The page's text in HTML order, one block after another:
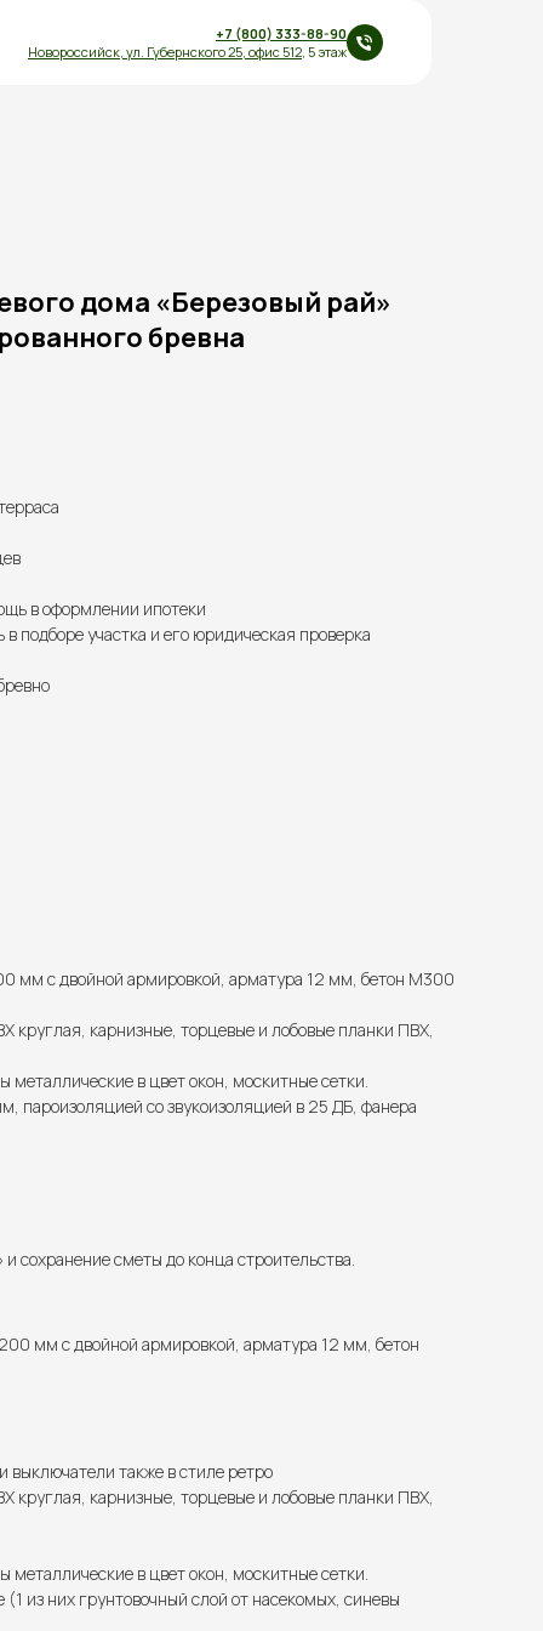
+7 (800) 333-88-90
Новороссийск, ул. Губернского 25, офис 512, 5 этаж
дома «Березовый рай»
бревна
в оформлении ипотеки
подборе участка и его юридическая проверка
мм с двойной армировкой, арматура 12 мм, бетон М300
карнизные, торцевые и лобовые планки ПВХ,
в цвет окон, москитные сетки.
со звукоизоляцией в 25 ДБ, фанера
сметы до конца строительства.
мм с двойной армировкой, арматура 12 мм, бетон
выключатели также в стиле ретро
карнизные, торцевые и лобовые планки ПВХ,
в цвет окон, москитные сетки.
из них грунтовочный слой от насекомых, синевы